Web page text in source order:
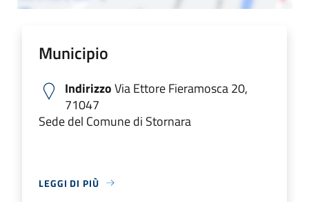
Municipio
IndirizzoVia Ettore Fieramosca 20,
71047
Sede del Comune di Stornara
LEGGI DI PIÙ